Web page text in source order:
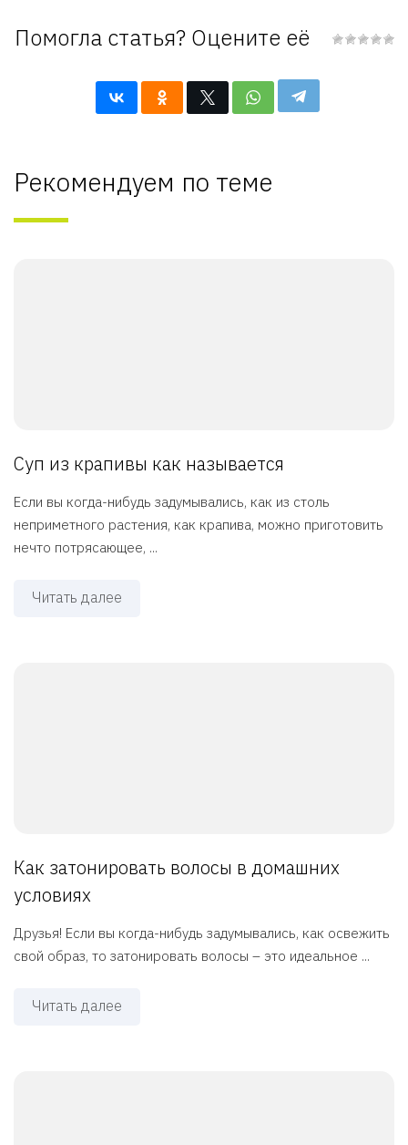
Помогла статья? Оцените её
Рекомендуем по теме
Суп из крапивы как называется
Если вы когда-нибудь задумывались, как из столь
неприметного растения, как крапива, можно приготовить
нечто потрясающее, ...
Читать далее
Как затонировать волосы в домашних
условиях
Друзья! Если вы когда-нибудь задумывались, как освежить
свой образ, то затонировать волосы – это идеальное ...
Читать далее